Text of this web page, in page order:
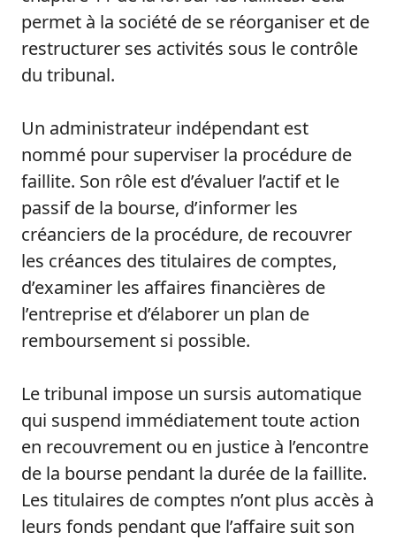
permet à la société de se réorganiser et de
restructurer ses activités sous le contrôle
du tribunal.
Un administrateur indépendant est
nommé pour superviser la procédure de
faillite. Son rôle est d’évaluer l’actif et le
passif de la bourse, d’informer les
créanciers de la procédure, de recouvrer
les créances des titulaires de comptes,
d’examiner les affaires financières de
l’entreprise et d’élaborer un plan de
remboursement si possible.
Le tribunal impose un sursis automatique
qui suspend immédiatement toute action
en recouvrement ou en justice à l’encontre
de la bourse pendant la durée de la faillite.
Les titulaires de comptes n’ont plus accès à
leurs fonds pendant que l’affaire suit son